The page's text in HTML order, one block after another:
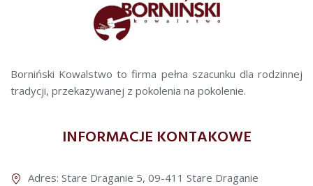
Borniński Kowalstwo to firma pełna szacunku dla rodzinnej
tradycji, przekazywanej z pokolenia na pokolenie.
INFORMACJE KONTAKOWE
Adres: Stare Draganie 5, 09-411 Stare Draganie